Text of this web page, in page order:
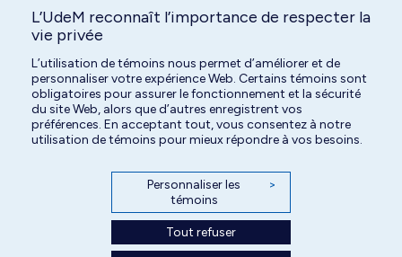
windowwindowwindow
L’UdeM reconnaît l’importance de respecter la
vie privée
L’utilisation de témoins nous permet d’améliorer et de
personnaliser votre expérience Web. Certains témoins sont
obligatoires pour assurer le fonctionnement et la sécurité
du site Web, alors que d’autres enregistrent vos
préférences. En acceptant tout, vous consentez à notre
utilisation de témoins pour mieux répondre à vos besoins.
Personnaliser les
témoins
>
Tout refuser